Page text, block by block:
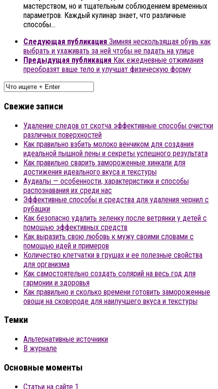
мастерством, но и тщательным соблюдением временных
параметров. Каждый кулинар знает, что различные
способы…
Следующая публикация Зимняя нескользящая обувь как
выбрать и ухаживать за ней чтобы не падать на улице
Предыдущая публикация Как ежедневные отжимания
преобразят ваше тело и улучшат физическую форму
Свежие записи
Удаление следов от скотча эффективные способы очистки
различных поверхностей
Как правильно взбить молоко венчиком для создания
идеальной пышной пены и секреты успешного результата
Как правильно сварить замороженные хинкали для
достижения идеального вкуса и текстуры
Аудиалы — особенности, характеристики и способы
распознавания их среди нас
Эффективные способы и средства для удаления чернил с
рубашки
Как безопасно удалить зеленку после ветрянки у детей с
помощью эффективных средств
Как выразить свою любовь к мужу своими словами с
помощью идей и примеров
Количество клетчатки в грушах и ее полезные свойства
для организма
Как самостоятельно создать солярий на весь год для
гармонии и здоровья
Как правильно и сколько времени готовить замороженные
овощи на сковороде для наилучшего вкуса и текстуры
Темки
Альтернативные источники
В журнале
Основные моменты
Статьи на сайте 1